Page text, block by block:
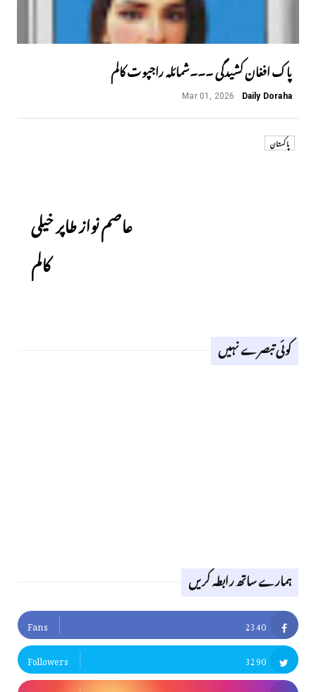
پاک افغان کشیدگی ۔۔۔شمائلہ راجپوت کالم
Daily Doraha
Mar 01, 2026
پاکستان
عاصم نواز طاپر خیلی
کالم
کوئی تبصرے نہیں
ہمارے ساتھ رابطہ کریں
2340
Fans
3290
Followers